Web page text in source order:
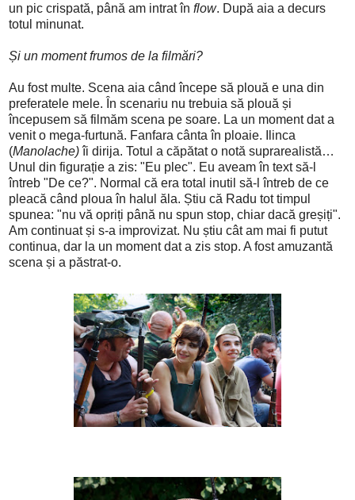
un pic crispată, până am intrat în flow. După aia a decurs
totul minunat.
Și un moment frumos de la filmări?
Au fost multe. Scena aia când începe să plouă e una din
preferatele mele. În scenariu nu trebuia să plouă și
începusem să filmăm scena pe soare. La un moment dat a
venit o mega-furtună. Fanfara cânta în ploaie. Ilinca
(Manolache)îi dirija. Totul a căpătat o notă suprarealistă…
Unul din figurație a zis: "Eu plec". Eu aveam în text să-l
întreb "De ce?". Normal că era total inutil să-l întreb de ce
pleacă când ploua în halul ăla. Știu că Radu tot timpul
spunea: "nu vă opriți până nu spun stop, chiar dacă greșiți".
Am continuat și s-a improvizat. Nu știu cât am mai fi putut
continua, dar la un moment dat a zis stop. A fost amuzantă
scena și a păstrat-o.